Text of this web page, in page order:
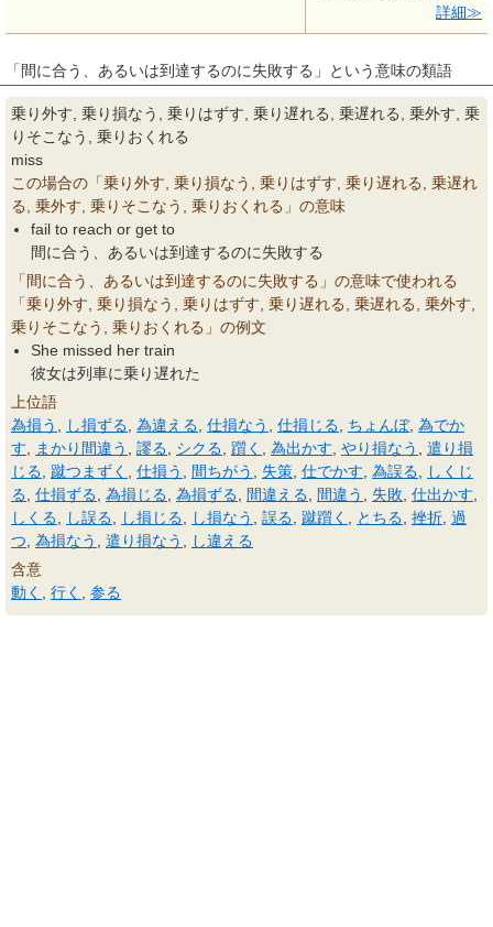
詳細
「間に合う、あるいは到達するのに失敗する」という意味の類語
乗り外す, 乗り損なう, 乗りはずす, 乗り遅れる, 乗遅れる, 乗外す, 乗
りそこなう, 乗りおくれる
miss
この場合の「乗り外す, 乗り損なう, 乗りはずす, 乗り遅れる, 乗遅れ
る, 乗外す, 乗りそこなう, 乗りおくれる」の意味
fail to reach or get to
間に合う、あるいは到達するのに失敗する
「間に合う、あるいは到達するのに失敗する」の意味で使われる
「乗り外す, 乗り損なう, 乗りはずす, 乗り遅れる, 乗遅れる, 乗外す,
乗りそこなう, 乗りおくれる」の例文
She missed her train
彼女は列車に乗り遅れた
上位語
為損う
し損ずる 為違える 仕損なう 仕損じる ちょんぼ, 為でか
す
まかり間違う 謬る シクる 躓く 為出かす やり損なう
遣り損
じる 蹴つまずく 仕損う 間ちがう 失策 仕でかす 為誤る
しくじ
る 仕損ずる 為損じる 為損ずる 間違える 間違う 失敗 仕出かす
しくる
し誤る し損じる し損なう 誤る 蹴躓く とちる 挫折 過
つ 為損なう 遣り損なう
し違える
含意
動く
行く 参る